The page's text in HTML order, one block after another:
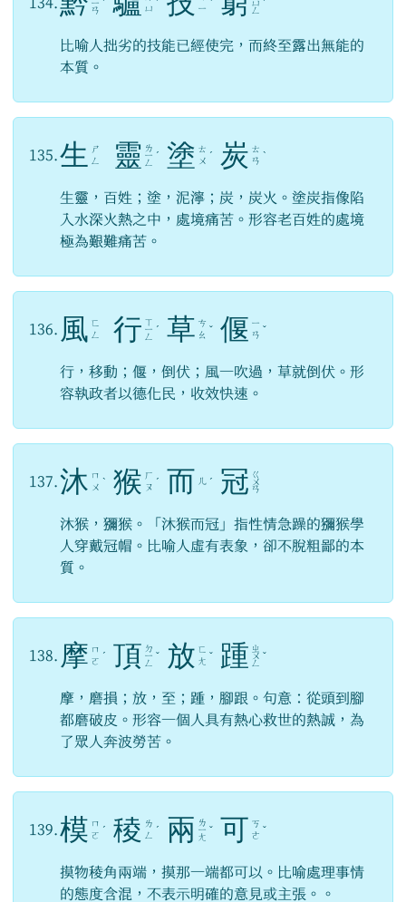
ㄧ
ㄢ
ˊ
ㄩ ˊ
ㄧ ˋ ㄩ
ㄥ
ˊ
比喻人拙劣的技能已經使完，而終至露出無能的
本質。
135. 生
ㄕ
ㄥ
靈 ㄌ
ㄧ
ㄥ
ˊ 塗 ㄊ
ㄨ ˊ 炭 ㄊ
ㄢ ˋ
生靈，百姓；塗，泥濘；炭，炭火。塗炭指像陷
入水深火熱之中，處境痛苦。形容老百姓的處境
極為艱難痛苦。
136. 風 ㄈ
ㄥ
行 ㄒ
ㄧ
ㄥ
ˊ 草 ㄘ
ㄠ ˇ 偃 ㄧ
ㄢ ˇ
行，移動；偃，倒伏；風一吹過，草就倒伏。形
容執政者以德化民，收效快速。
137. 沐 ㄇ
ㄨ ˋ 猴 ㄏ
ㄡ ˊ 而 ㄦ ˊ 冠 ㄍ
ㄨ
ㄢ
沐猴，獼猴。「沐猴而冠」指性情急躁的獼猴學
人穿戴冠帽。比喻人虛有表象，卻不脫粗鄙的本
質。
138. 摩 ㄇ
ㄛ ˊ 頂 ㄉ
ㄧ
ㄥ
ˇ 放 ㄈ
ㄤ ˇ 踵 ㄓ
ㄨ
ㄥ
ˇ
摩，磨損；放，至；踵，腳跟。句意：從頭到腳
都磨破皮。形容一個人具有熱心救世的熱誠，為
了眾人奔波勞苦。
139. 模 ㄇ
ㄛ ˊ 稜 ㄌ
ㄥ
ˊ 兩 ㄌ
ㄧ
ㄤ
ˇ 可 ㄎ
ㄜ ˇ
摸物稜角兩端，摸那一端都可以。比喻處理事情
的態度含混，不表示明確的意見或主張。。